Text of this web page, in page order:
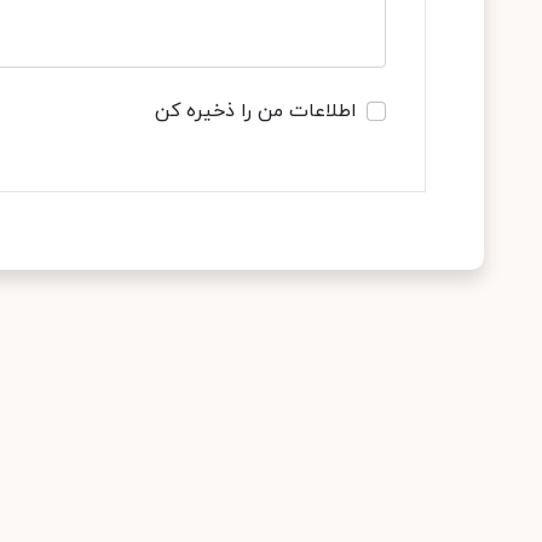
اطلاعات من را ذخیره کن